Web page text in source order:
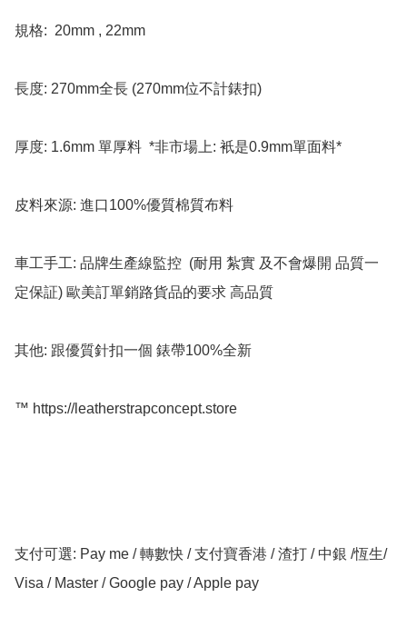
規格:  20mm , 22mm
長度: 270mm全長 (270mm位不計錶扣)
厚度: 1.6mm 單厚料  *非市場上: 衹是0.9mm單面料*
皮料來源: 進口100%優質棉質布料
車工手工: 品牌生產線監控  (耐用 紮實 及不會爆開 品質一
定保証) 歐美訂單銷路貨品的要求 高品質
其他: 跟優質針扣一個 錶帶100%全新
™️ https://leatherstrapconcept.store
支付可選: Pay me / 轉數快 / 支付寶香港 / 渣打 / 中銀 /恆生/
Visa / Master / Google pay / Apple pay